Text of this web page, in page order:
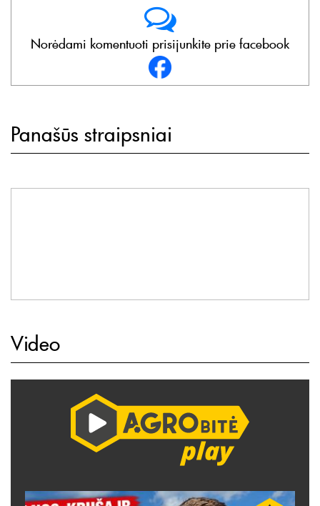
Norėdami komentuoti prisijunkite prie facebook
Panašūs straipsniai
Video